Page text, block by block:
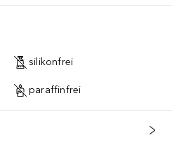
silikonfrei
paraffinfrei